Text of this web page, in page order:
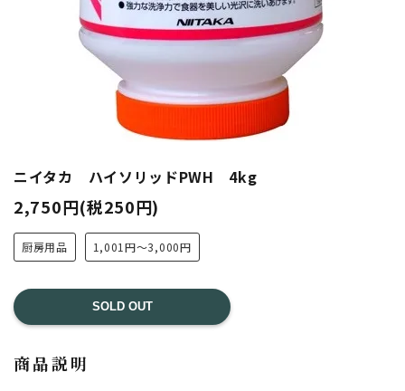
ニイタカ ハイソリッドPWH 4kg
2,750円(税250円)
厨房用品 1,001円～3,000円
SOLD OUT
商品説明